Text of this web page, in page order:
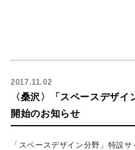
2017.11.02
〈桑沢〉「スペースデザ
開始のお知らせ
「スペースデザイン分野」特設